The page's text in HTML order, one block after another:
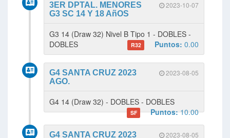
2023-10-07
3ER DPTAL. MENORES
G3 SC 14 Y 18 AñOS
G3 14 (Draw 32) Nivel B Tipo 1 - DOBLES -
DOBLES
R32 Puntos: 0.00
2023-08-05
G4 SANTA CRUZ 2023
AGO.
G4 14 (Draw 32) - DOBLES - DOBLES
SF Puntos:10.00
2023-08-05
G4 SANTA CRUZ 2023